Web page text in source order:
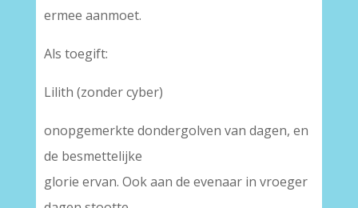
ermee aanmoet.
Als toegift:
Lilith (zonder cyber)
onopgemerkte dondergolven van dagen, en
de besmettelijke
glorie ervan. Ook aan de evenaar in vroeger